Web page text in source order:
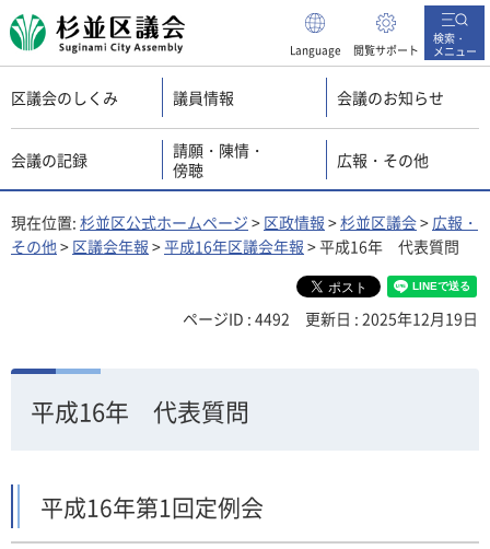
杉並区議会
Language 閲覧サポート
検索・
メニュー
区議会のしくみ 議員情報 会議のお知らせ
会議の記録
請願・陳情・
傍聴
広報・その他
現在位置: 杉並区公式ホームページ > 区政情報 >杉並区議会> 広報・
その他> 区議会年報 >平成16年区議会年報 > 平成16年 代表質問
ページID : 4492 更新日 : 2025年12月19日
平成16年 代表質問
平成16年第1回定例会